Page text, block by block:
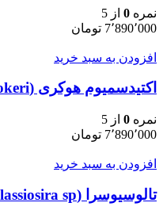
نمره 0 از 5
7٬890٬000 تومان
افزودن به سبد خرید
اکتیدسمیوم هوکری (Actidesmium hookeri)
نمره 0 از 5
7٬890٬000 تومان
افزودن به سبد خرید
تالوسیوسرا (Thalassiosira sp.)